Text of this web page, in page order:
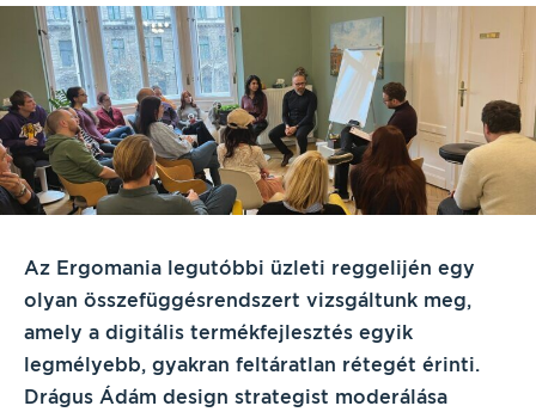
Az Ergomania legutóbbi üzleti reggelijén egy
olyan összefüggésrendszert vizsgáltunk meg,
amely a digitális termékfejlesztés egyik
legmélyebb, gyakran feltáratlan rétegét érinti.
Drágus Ádám design strategist moderálása